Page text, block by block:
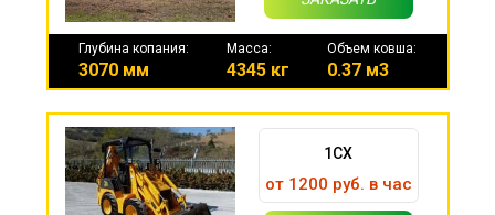
Глубина копания:
3070 мм
Масса:
4345 кг
Объем ковша:
0.37 м3
1CX
от 1200 руб. в час